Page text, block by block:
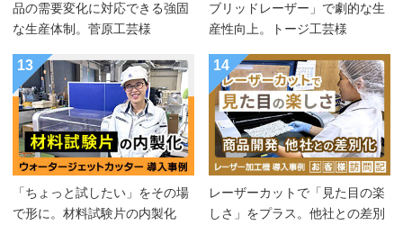
品の需要変化に対応できる強固
な生産体制。菅原工芸様
ブリッドレーザー」で劇的な生
産性向上。トージ工芸様
13
「ちょっと試したい」をその場
で形に。材料試験片の内製化
14
レーザーカットで「見た目の楽
しさ」をプラス。他社との差別